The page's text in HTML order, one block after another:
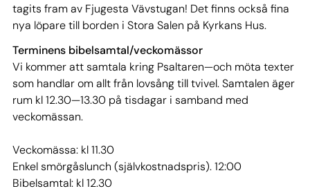
tagits fram av Fjugesta Vävstugan! Det finns också fina
nya löpare till borden i Stora Salen på Kyrkans Hus.
Terminens bibelsamtal/veckomässor
Vi kommer att samtala kring Psaltaren—och möta texter
som handlar om allt från lovsång till tvivel. Samtalen äger
rum kl 12.30—13.30 på tisdagar i samband med
veckomässan.
Veckomässa: kl 11.30
Enkel smörgåslunch (självkostnadspris). 12:00
Bibelsamtal: kl 12.30